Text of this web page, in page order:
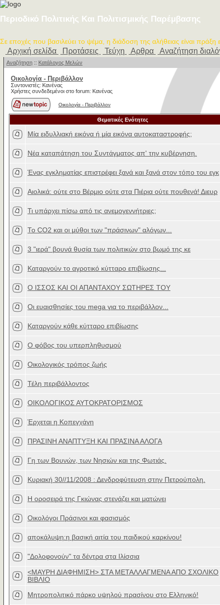
Περιοδικό Πολιτικής Και Πολιτισμικής Παρέμβασης
Σε εποχές που βασιλεύει το ψέμα, η διάδοση της αλήθειας είναι πράξη
Αρχική σελίδα Προτάσεις Τεύχη Αρθρα Αναζήτηση
Αναζήτηση :: Κατάλογος Μελών
Οικολογία - Περιβάλλον
Συντονιστές: Κανένας
Χρήστες συνδεδεμένοι στο forum: Κανένας
Οικολογία - Περιβάλλον
Θεματικές Ενότητες
Μία ειδυλλιακή εικόνα ή μία εικόνα αυτοκαταστροφής;
Νέα καταπάτηση του Συντάγματος απ' την κυβέρνηση.
Ένας εγκληματίας επιστρέφει ξανά και ξανά στον τόπο του εγκ
Αιολικά: ούτε στο Βέρμιο ούτε στα Πιέρια ούτε πουθενά! Διευρ
Τι υπάρχει πίσω από τις ανεμογεννήτριες;
Το CO2 και οι μύθοι των "πράσινων" αλόγων...
3 "ιερά" βουνά θυσία των πολιτικών στο βωμό της κε
Καταργούν το αγροτικό κύτταρο επιβίωσης...
Ο ΙΣΣΟΣ ΚΑΙ ΟΙ ΑΠΑΝΤΑΧΟΥ ΣΩΤΗΡΕΣ ΤΟΥ
Οι ευαισθησίες του mega για το περιβάλλον...
Καταργούν κάθε κύτταρο επιβίωσης
Ο φόβος του υπερπληθυσμού
Οικολογικός τρόπος ζωής
Τέλη περιβάλλοντος
ΟΙΚΟΛΟΓΙΚΟΣ ΑΥΤΟΚΡΑΤΟΡΙΣΜΟΣ
Έρχεται η Κοπεγχάγη
ΠΡΑΣΙΝΗ ΑΝΑΠΤΥΞΗ ΚΑΙ ΠΡΑΣΙΝΑ ΑΛΟΓΑ
Γη των Βουνών, των Νησιών και της Φωτιάς.
Κυριακή 30//11/2008 : Δενδροφύτευση στην Πετρούπολη.
Η οροσειρά της Γκιώνας στενάζει και ματώνει
Οικολόγοι Πράσινοι και φασισμός
αποκάλυψη:η βασική αιτία του παιδικού καρκίνου!
"Δολοφονούν" τα δέντρα στα Ιλίσσια
<ΜΑΥΡΗ ΔΙΑΦΗΜΙΣΗ> ΣΤΑ ΜΕΤΑΛΛΑΓΜΕΝΑ ΑΠΟ ΣΧΟΛΙΚΟ
ΒΙΒΛΙΟ
Μητροπολιτικό πάρκο υψηλού πρασίνου στο Ελληνικό!